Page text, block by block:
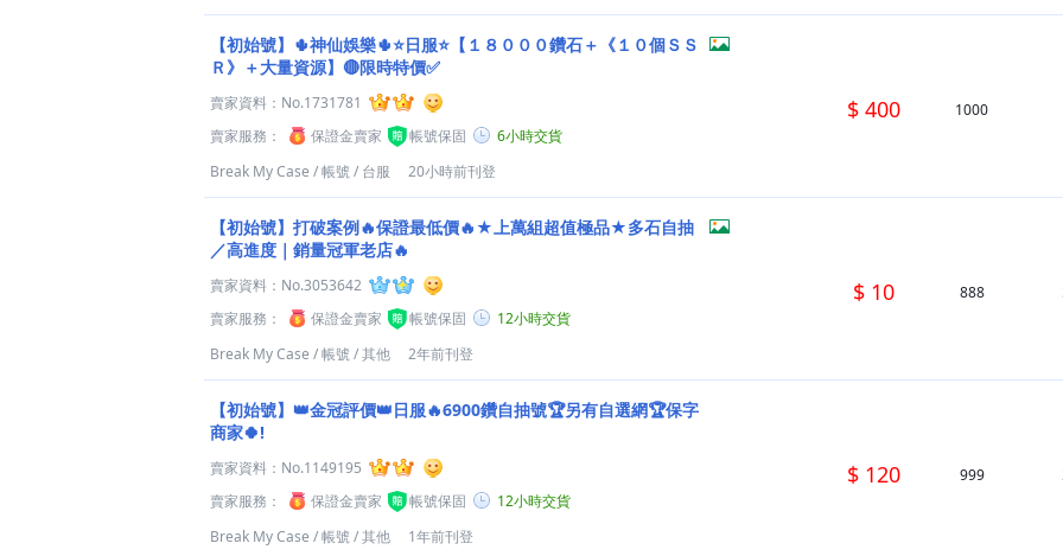
【初始號】🌵神仙娛樂🌵⭐日服⭐【１８０００鑽石＋《１０個ＳＳ
Ｒ》＋大量資源】🔴限時特價✅
賣家資料： No.1731781
賣家服務：
保證金賣家 帳號保固
6小時交貨
Break My Case /帳號/ 台服 20小時前刊登
$ 400 1000
【初始號】打破案例🔥保證最低價🔥★上萬組超值極品★多石自抽
／高進度｜銷量冠軍老店🔥
賣家資料： No.3053642
賣家服務：
保證金賣家 帳號保固
12小時交貨
Break My Case /帳號/其他 2年前刊登
$ 10 888
【初始號】👑金冠評價👑日服🔥6900鑽自抽號🏆另有自選網🏆保字
商家🍀!
賣家資料： No.1149195
賣家服務：
保證金賣家 帳號保固
12小時交貨
Break My Case /帳號/其他 1年前刊登
$ 120 999